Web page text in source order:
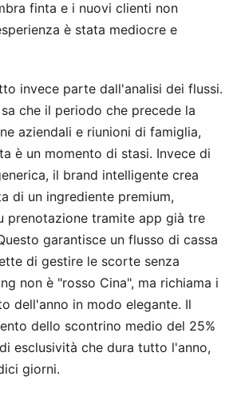
finta e i nuovi clienti non
è stata mediocre e
invece parte dall'analisi dei flussi.
che il periodo che precede la
aziendali e riunioni di famiglia,
è un momento di stasi. Invece di
il brand intelligente crea
di un ingrediente premium,
prenotazione tramite app già tre
garantisce un flusso di cassa
di gestire le scorte senza
non è "rosso Cina", ma richiama i
dell'anno in modo elegante. Il
dello scontrino medio del 25%
esclusività che dura tutto l'anno,
giorni.